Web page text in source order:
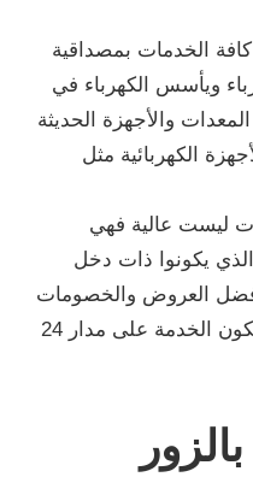
الخدمات بمصداقية
ويأسس الكهرباء في
والأجهزة الحديثة
الكهربائية مثل
ليست عالية فهي
يكونوا ذات دخل
العروض والخصومات
المميزة لجذب العميل وتكون الخدمة على مدار 24